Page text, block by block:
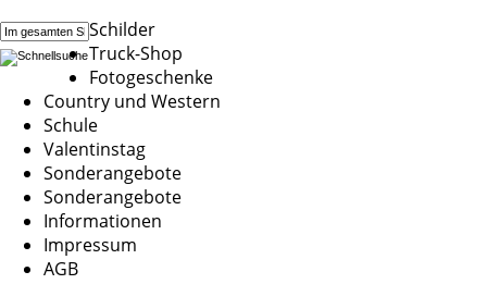
Schilder
Truck-Shop
Fotogeschenke
Country und Western
Schule
Valentinstag
Sonderangebote
Sonderangebote
Informationen
Impressum
AGB